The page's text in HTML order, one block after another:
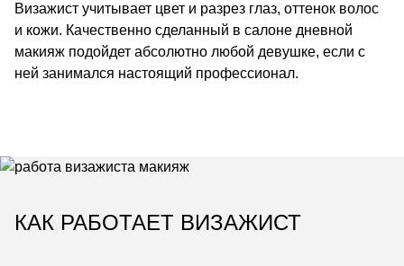
Визажист учитывает цвет и разрез глаз, оттенок волос
и кожи. Качественно сделанный в салоне дневной
макияж подойдет абсолютно любой девушке, если с
ней занимался настоящий профессионал.
КАК РАБОТАЕТ ВИЗАЖИСТ